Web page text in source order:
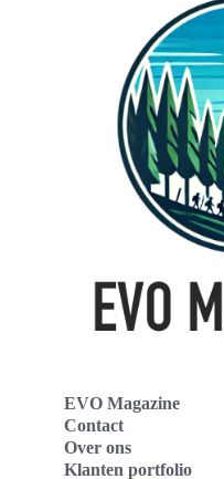
EVO Magazine
Contact
Over ons
Klanten portfolio